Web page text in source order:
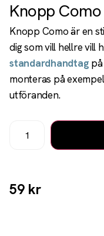
Knopp
Knopp Como är en
dig som vill hellre vill
standardhandtag
monteras på
utföranden.
59 kr